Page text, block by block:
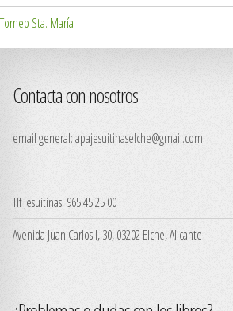
Torneo Sta. María
Contacta con nosotros
email general:apajesuitinaselche@gmail.com
Tlf Jesuitinas: 965 45 25 00
Avenida Juan Carlos I, 30, 03202 Elche, Alicante